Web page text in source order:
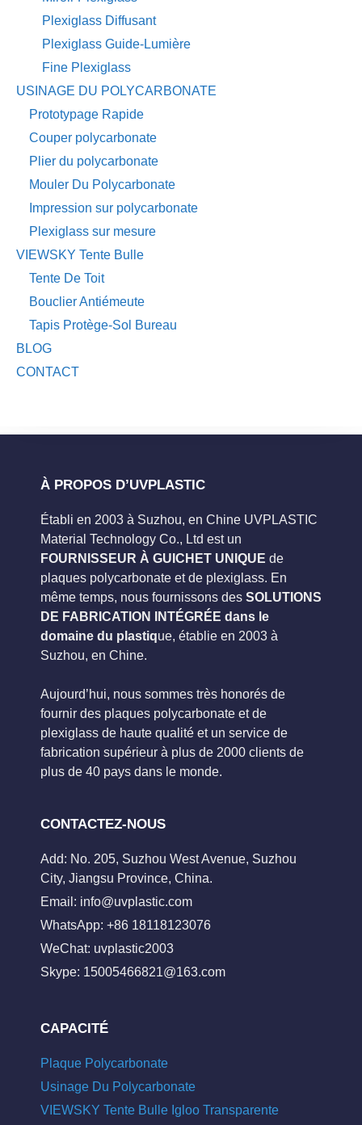
Plexiglass Diffusant
Plexiglass Guide-Lumière
Fine Plexiglass
USINAGE DU POLYCARBONATE
Prototypage Rapide
Couper polycarbonate
Plier du polycarbonate
Mouler Du Polycarbonate
Impression sur polycarbonate
Plexiglass sur mesure
VIEWSKY Tente Bulle
Tente De Toit
Bouclier Antiémeute
Tapis Protège-Sol Bureau
BLOG
CONTACT
À PROPOS D’UVPLASTIC
Établi en 2003 à Suzhou, en Chine UVPLASTIC
Material Technology Co., Ltd est un
FOURNISSEUR À GUICHET UNIQUE de
plaques polycarbonate et de plexiglass. En
même temps, nous fournissons des SOLUTIONS
DE FABRICATION INTÉGRÉE dans le
domaine du plastique, établie en 2003 à
Suzhou, en Chine.
Aujourd’hui, nous sommes très honorés de
fournir des plaques polycarbonate et de
plexiglass de haute qualité et un service de
fabrication supérieur à plus de 2000 clients de
plus de 40 pays dans le monde.
CONTACTEZ-NOUS
Add: No. 205, Suzhou West Avenue, Suzhou
City, Jiangsu Province, China.
Email: info@uvplastic.com
WhatsApp: +86 18118123076
WeChat: uvplastic2003
Skype: 15005466821@163.com
CAPACITÉ
Plaque Polycarbonate
Usinage Du Polycarbonate
VIEWSKY Tente Bulle Igloo Transparente